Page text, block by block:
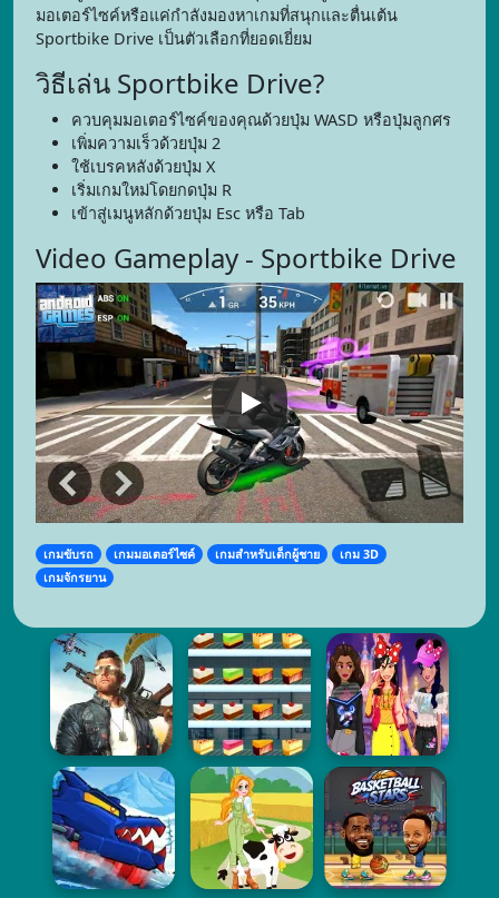
มอเตอร์ไซค์หรือแค่กำลังมองหาเกมที่สนุกและตื่นเต้น
Sportbike Drive เป็นตัวเลือกที่ยอดเยี่ยม
วิธีเล่น Sportbike Drive?
ควบคุมมอเตอร์ไซค์ของคุณด้วยปุ่ม WASD หรือปุ่มลูกศร
เพิ่มความเร็วด้วยปุ่ม 2
ใช้เบรคหลังด้วยปุ่ม X
เริ่มเกมใหม่โดยกดปุ่ม R
เข้าสู่เมนูหลักด้วยปุ่ม Esc หรือ Tab
Video Gameplay - Sportbike Drive
เกมขับรถ เกมมอเตอร์ไซค์ เกมสำหรับเด็กผู้ชาย
เกม 3D
เกมจักรยาน